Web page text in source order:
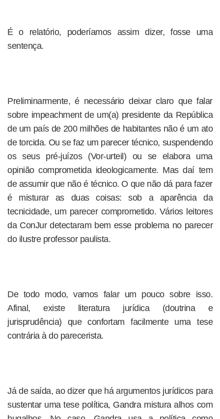
É o relatório, poderíamos assim dizer, fosse uma
sentença.
Preliminarmente, é necessário deixar claro que falar
sobre impeachment de um(a) presidente da República
de um país de 200 milhões de habitantes não é um ato
de torcida. Ou se faz um parecer técnico, suspendendo
os seus pré-juízos (Vor-urteil) ou se elabora uma
opinião comprometida ideologicamente. Mas daí tem
de assumir que não é técnico. O que não dá para fazer
é misturar as duas coisas: sob a aparência da
tecnicidade, um parecer comprometido. Vários leitores
da ConJur detectaram bem esse problema no parecer
do ilustre professor paulista.
De todo modo, vamos falar um pouco sobre isso.
Afinal, existe literatura jurídica (doutrina e
jurisprudência) que confortam facilmente uma tese
contrária à do parecerista.
Já de saída, ao dizer que há argumentos jurídicos para
sustentar uma tese política, Gandra mistura alhos com